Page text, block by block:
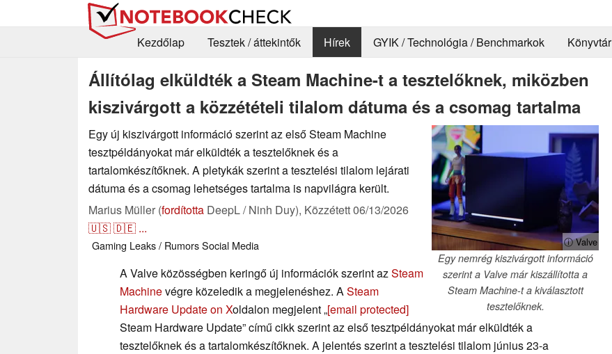
Kezdőlap
Tesztek / áttekintők Hírek GYIK / Technológia / Benchmarkok Könyvtár
Állítólag elküldték a Steam Machine-t a tesztelőknek, miközben
kiszivárgott a közzétételi tilalom dátuma és a csomag tartalma
ⓘ Valve
Egy nemrég kiszivárgott információ
szerint a Valve már kiszállította a
Steam Machine-t a kiválasztott
tesztelőknek.
Egy új kiszivárgott információ szerint az első Steam Machine
tesztpéldányokat már elküldték a tesztelőknek és a
tartalomkészítőknek. A pletykák szerint a tesztelési tilalom lejárati
dátuma és a csomag lehetséges tartalma is napvilágra került.
Marius Müller (fordította DeepL / Ninh Duy), Közzétett06/13/2026
🇺🇸🇩🇪 ...
Gaming Leaks / RumorsSocial Media
A Valve közösségben keringő új információk szerint azSteam
Machinevégre közeledik a megjelenéshez. ASteam
Hardware Update on Xoldalon megjelent „[email protected]
Steam Hardware Update” című cikk szerint az első tesztpéldányokat már elküldték a
tesztelőknek és a tartalomkészítőknek. A jelentés szerint a tesztelési tilalom június 23-a